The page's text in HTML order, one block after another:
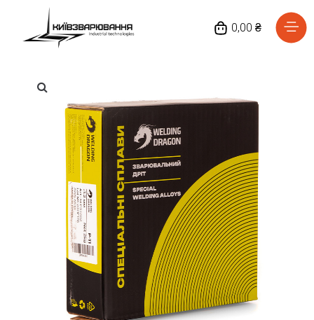
0,00 ₴
Головна
Каталог товарів
Відгуки
Про нас
Доставка та оплата
Повернення та обмін
Контакти